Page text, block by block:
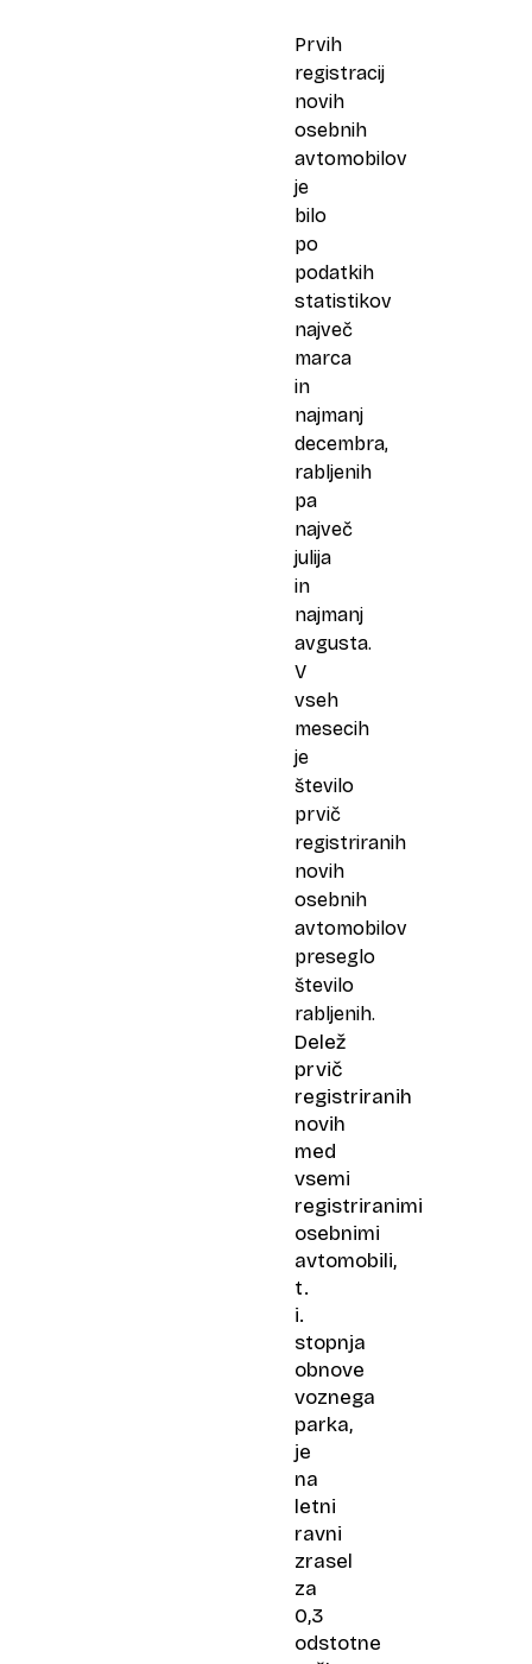
Prvih
registracij
novih
osebnih
avtomobilov
je
bilo
po
podatkih
statistikov
največ
marca
in
najmanj
decembra,
rabljenih
pa
največ
julija
in
najmanj
avgusta.
V
vseh
mesecih
je
število
prvič
registriranih
novih
osebnih
avtomobilov
preseglo
število
rabljenih.
Delež
prvič
registriranih
novih
med
vsemi
registriranimi
osebnimi
avtomobili,
t.
i.
stopnja
obnove
voznega
parka,
je
na
letni
ravni
zrasel
za
0,3
odstotne